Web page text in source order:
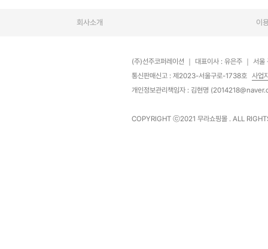
회사소개 이
(주)선주코퍼레이션 대표이사 : 유은주
서울
통신판매신고 : 제2023-서울구로-1738호 사업
개인정보관리책임자 : 김현명
COPYRIGHT ⓒ2021 무라쇼핑몰 . ALL